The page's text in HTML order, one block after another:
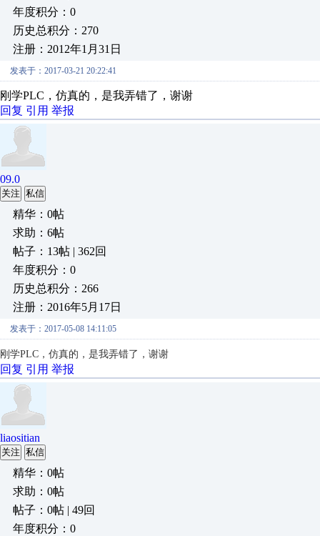
年度积分：0
历史总积分：270
注册：2012年1月31日
发表于：2017-03-21 20:22:41
刚学PLC，仿真的，是我弄错了，谢谢
回复 引用 举报
09.0
关注 私信
精华：0帖
求助：6帖
帖子：13帖 | 362回
年度积分：0
历史总积分：266
注册：2016年5月17日
发表于：2017-05-08 14:11:05
刚学PLC，仿真的，是我弄错了，谢谢
回复 引用 举报
liaositian
关注 私信
精华：0帖
求助：0帖
帖子：0帖 | 49回
年度积分：0